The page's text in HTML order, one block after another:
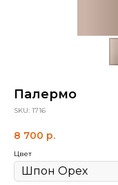
Палермо
SKU: 1716
8 700 р.
Цвет